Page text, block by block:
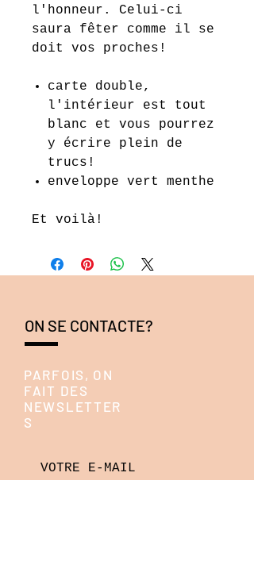
l'honneur. Celui-ci
saura fêter comme il se
doit vos proches!
carte double,
l'intérieur est tout
blanc et vous pourrez
y écrire plein de
trucs!
enveloppe vert menthe
Et voilà!
ON SE CONTACTE?
PARFOIS, ON
FAIT DES
NEWSLETTER
S